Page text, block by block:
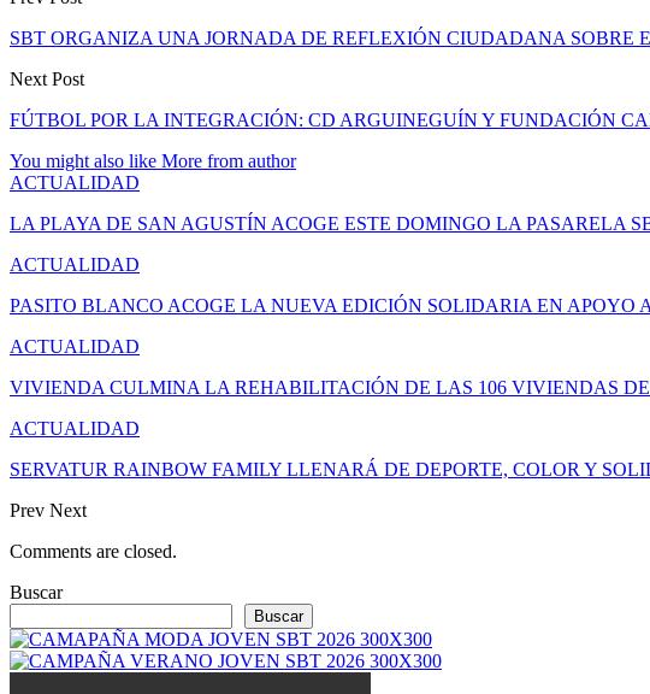
SBT ORGANIZA UNA JORNADA DE REFLEXIÓN CIUDADANA SOBRE
Next Post
FÚTBOL POR LA INTEGRACIÓN: CD ARGUINEGUÍN Y FUNDACIÓN
You might also like More from author
ACTUALIDAD
LA PLAYA DE SAN AGUSTÍN ACOGE ESTE DOMINGO LA PASARELA
ACTUALIDAD
PASITO BLANCO ACOGE LA NUEVA EDICIÓN SOLIDARIA EN APOYO
ACTUALIDAD
VIVIENDA CULMINA LA REHABILITACIÓN DE LAS 106 VIVIENDAS
ACTUALIDAD
SERVATUR RAINBOW FAMILY LLENARÁ DE DEPORTE, COLOR Y
Prev Next
Comments are closed.
Buscar
Buscar